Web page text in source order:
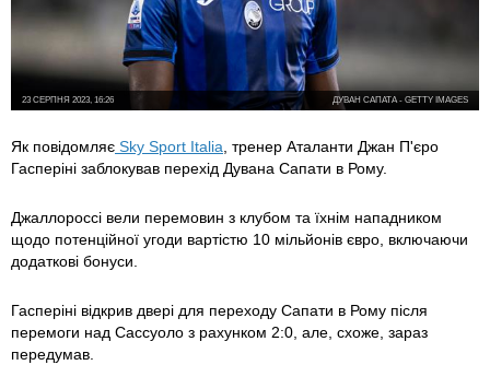
ДУВАН САПАТА - GETTY IMAGES
23 СЕРПНЯ 2023, 16:26
Як повідомляє Sky Sport Italia, тренер Аталанти Джан П'єро
Гасперіні заблокував перехід Дувана Сапати в Рому.
Джаллороссі вели перемовин з клубом та їхнім нападником
щодо потенційної угоди вартістю 10 мільйонів євро, включаючи
додаткові бонуси.
Гасперіні відкрив двері для переходу Сапати в Рому після
перемоги над Сассуоло з рахунком 2:0, але, схоже, зараз
передумав.